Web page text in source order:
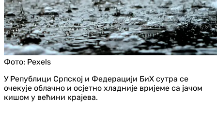
Фото: Pexels
У Републици Српској и Федерацији БиХ сутра се
очекује облачно и осјетно хладније вријеме са јачом
кишом у већини крајева.